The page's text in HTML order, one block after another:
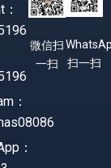
：
：
微信扫
一扫
扫一扫